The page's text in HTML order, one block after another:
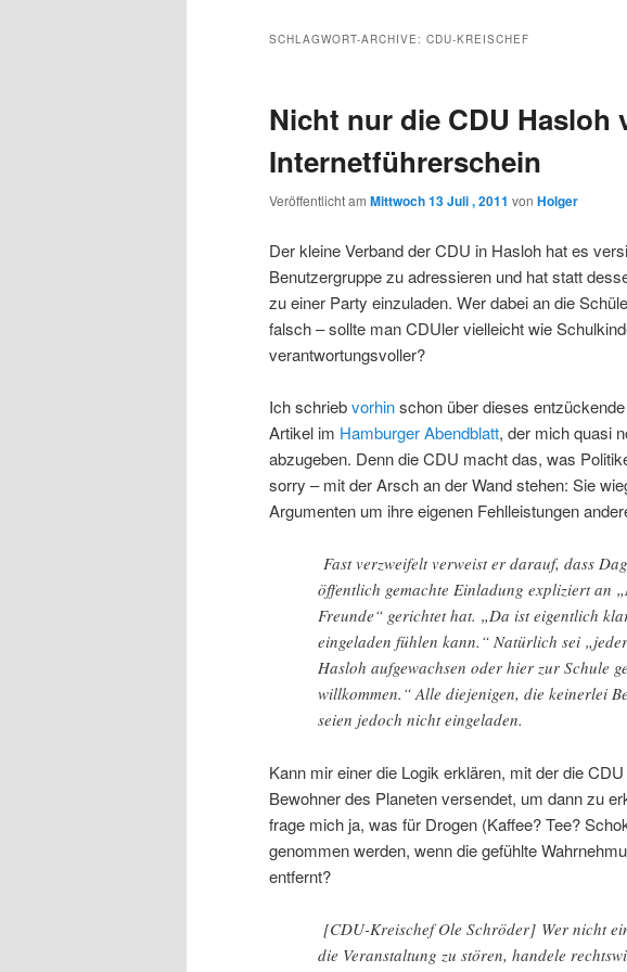
wechseln
SCHLAGWORT-ARCHIVE: CDU-KREISCHEF
Nicht nur die CDU Hasloh
Internetführerschein
Veröffentlicht am Mittwoch 13 Juli , 2011 von Holger
Der kleine Verband der CDU in Hasloh hat es
Benutzergruppe zu adressieren und hat statt
zu einer Party einzuladen. Wer dabei an die
falsch – sollte man CDUler vielleicht wie
verantwortungsvoller?
Ich schriebvorhinschon über dieses
Artikel im Hamburger Abendblatt, der mich quasi
abzugeben. Denn die CDU macht das, was
sorry – mit der Arsch an der Wand stehen: Sie
Argumenten um ihre eigenen Fehlleistungen
Fast verzweifelt verweist er darauf, dass
öffentlich gemachte Einladung expliziert an
Freunde“ gerichtet hat. „Da ist eigentlich
eingeladen fühlen kann.“ Natürlich sei
Hasloh aufgewachsen oder hier zur Schule
willkommen.“ Alle diejenigen, die keinerlei
seien jedoch nicht eingeladen.
Kann mir einer die Logik erklären, mit der die
Bewohner des Planeten versendet, um dann zu
frage mich ja, was für Drogen (Kaffee? Tee?
genommen werden, wenn die gefühlte
entfernt?
[CDU-Kreischef Ole Schröder] Wer nicht
die Veranstaltung zu stören, handele